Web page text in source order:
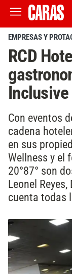
EMPRESAS Y
RCD
Con eventos
cadena
en sus
Wellness y el
20°87° son
Leonel
cuenta todas